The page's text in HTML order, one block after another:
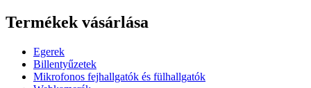
Termékek vásárlása
Egerek
Billentyűzetek
Mikrofonos fejhallgatók és fülhallgatók